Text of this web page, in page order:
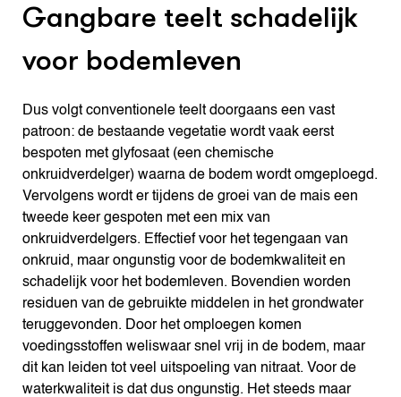
Gangbare teelt schadelijk
voor bodemleven
Dus volgt conventionele teelt doorgaans een vast
patroon: de bestaande vegetatie wordt vaak eerst
bespoten met glyfosaat (een chemische
onkruidverdelger) waarna de bodem wordt omgeploegd.
Vervolgens wordt er tijdens de groei van de mais een
tweede keer gespoten met een mix van
onkruidverdelgers. Effectief voor het tegengaan van
onkruid, maar ongunstig voor de bodemkwaliteit en
schadelijk voor het bodemleven. Bovendien worden
residuen van de gebruikte middelen in het grondwater
teruggevonden. Door het omploegen komen
voedingsstoffen weliswaar snel vrij in de bodem, maar
dit kan leiden tot veel uitspoeling van nitraat. Voor de
waterkwaliteit is dat dus ongunstig. Het steeds maar